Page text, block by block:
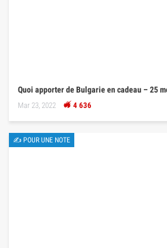
Quoi apporter de Bulgarie en cadeau – 25
Mar 23, 2022 4 636
✍ POUR UNE NOTE